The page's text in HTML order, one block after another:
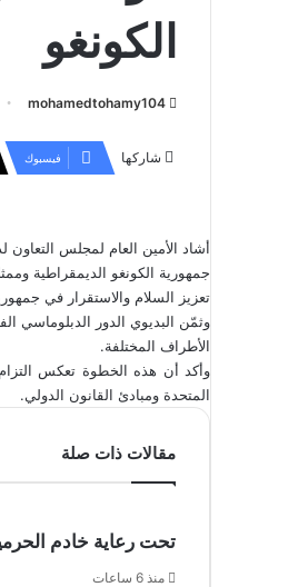
الكونغو
mohamedtohamy104
شاركها فيسبوك
أشاد الأمين العام لمجلس
جمهورية الكونغو الديمقراطية
تعزيز السلام والاستقرار في
وثمّن البديوي الدور الدبلوماسي
الأطراف المختلفة.
وأكد أن هذه الخطوة تعكس
المتحدة ومبادئ القانون الدولي.
مقالات ذات صلة
تحت رعاية خادم الحرمين
منذ 6 ساعات